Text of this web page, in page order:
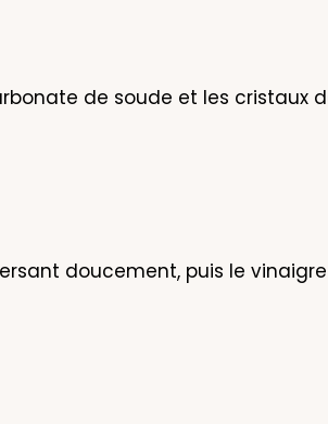
de soude et les cristaux
doucement, puis le